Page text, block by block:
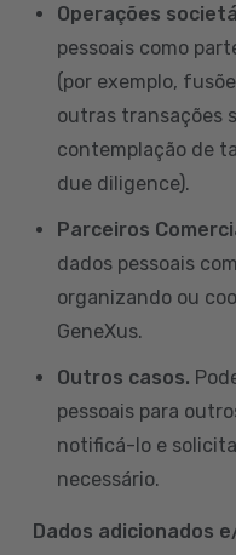
Operações
pessoais como
(por exemplo,
outras transações
contemplação de
due diligence).
Parceiros
dados pessoais
organizando ou
GeneXus.
Outros casos.
pessoais para
notificá-lo e
necessário.
Dados adicionados